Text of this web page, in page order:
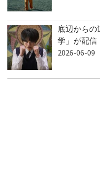
底辺から
学」が配
2026-06-09